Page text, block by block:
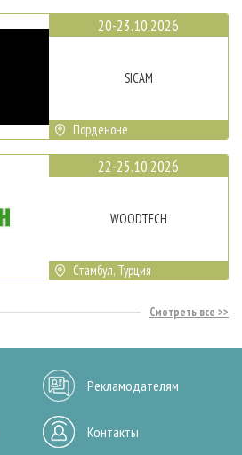
20-23.10.2026
SICAM
Порденоне
22-25.10.2026
WOODTECH
Стамбул, Турция
Смотреть все
Рекламодателям
Контакты